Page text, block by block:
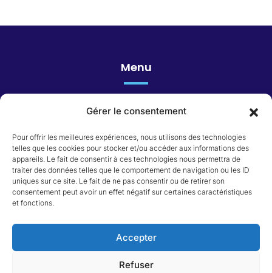
Gérer le consentement
Pour offrir les meilleures expériences, nous utilisons des technologies
telles que les cookies pour stocker et/ou accéder aux informations des
appareils. Le fait de consentir à ces technologies nous permettra de
traiter des données telles que le comportement de navigation ou les ID
uniques sur ce site. Le fait de ne pas consentir ou de retirer son
consentement peut avoir un effet négatif sur certaines caractéristiques
et fonctions.
Accepter
Refuser
Menu
Catégorie du bien
Appartement
Maison
Terrain